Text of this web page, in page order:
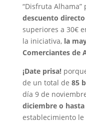
“Disfruta
descuento directo
superiores a 30€
la iniciativa, la
Comerciantes de
¡Date prisa!
de un total de 85
día 9 de
diciembre o
establecimiento le